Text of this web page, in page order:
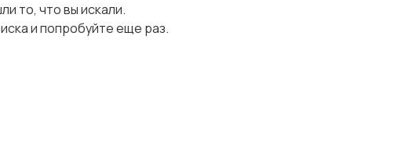
то, что вы искали.
и попробуйте еще раз.